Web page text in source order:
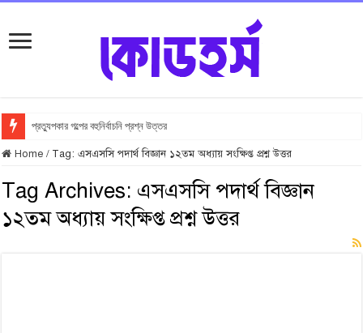
প্রত্যুপকার গল্পের বহুনির্বাচনি প্রশ্ন উত্তর
Home / Tag:এসএসসি পদার্থ বিজ্ঞান ১২তম অধ্যায় সংক্ষিপ্ত প্রশ্ন উত্তর
Tag Archives: এসএসসি পদার্থ বিজ্ঞান
১২তম অধ্যায় সংক্ষিপ্ত প্রশ্ন উত্তর